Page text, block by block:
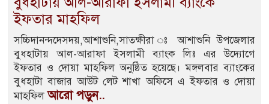
ইফতার মাহফিল
সচ্চিদানন্দদেসদয়,আশাশুনি,সাতক্ষীরা ঃ আশাশুনি উপজেলার
বুধহাটায় আল-আরাফা ইসলামী ব্যাংক লিঃ এর উদ্যোগে
ইফতার ও দোয়া মাহফিল অনুষ্ঠিত হয়েছে। মঙ্গলবার ব্যাংকের
বুধহাটা বাজার আউট লেট শাখা অফিসে এ ইফতার ও দোয়া
মাহফিলআরো পড়ুন..